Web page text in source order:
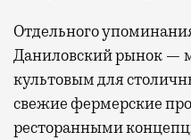
Отдельного
Даниловский рынок —
культовым для
свежие фермерские
ресторанными